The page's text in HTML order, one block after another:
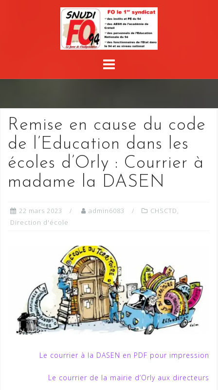
Remise en cause du code
de l’Education dans les
écoles d’Orly : Courrier à
madame la DASEN
22 mars 2023 admin6083 CHSCTD,
Direction d'école
Le courrier à la DASEN en PDF pour impression
Le courrier de la mairie d’Orly aux directeurs